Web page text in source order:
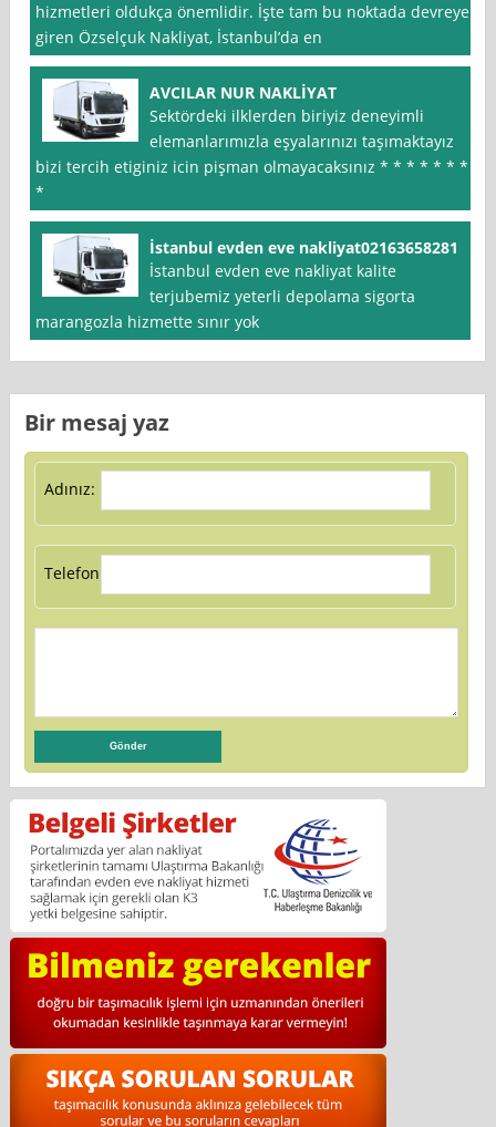
hizmetleri oldukça önemlidir. İşte tam bu noktada devreye
giren Özselçuk Nakliyat, İstanbul’da en
AVCILAR NUR NAKLİYAT
Sektördeki ilklerden biriyiz deneyimli
elemanlarımızla eşyalarınızı taşımaktayız
bizi tercih etiginiz icin pişman olmayacaksınız * * * * * * *
*
İstanbul evden eve nakliyat02163658281
İstanbul evden eve nakliyat kalite
terjubemiz yeterli depolama sigorta
marangozla hizmette sınır yok
Bir mesaj yaz
Adınız:
Telefon: